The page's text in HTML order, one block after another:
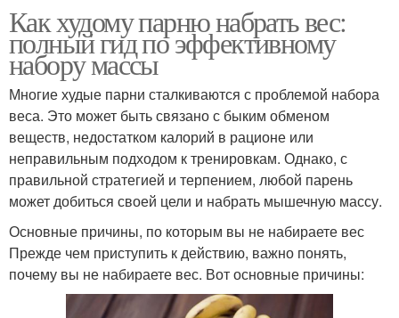
Как худому парню набрать вес:
полный гид по эффективному
набору массы
Многие худые парни сталкиваются с проблемой набора
веса. Это может быть связано с быким обменом
веществ, недостатком калорий в рационе или
неправильным подходом к тренировкам. Однако, с
правильной стратегией и терпением, любой парень
может добиться своей цели и набрать мышечную массу.
Основные причины, по которым вы не набираете вес
Прежде чем приступить к действию, важно понять,
почему вы не набираете вес. Вот основные причины: